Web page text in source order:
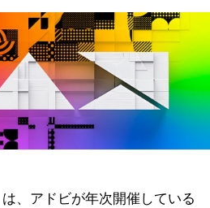
、アドビが年次開催している